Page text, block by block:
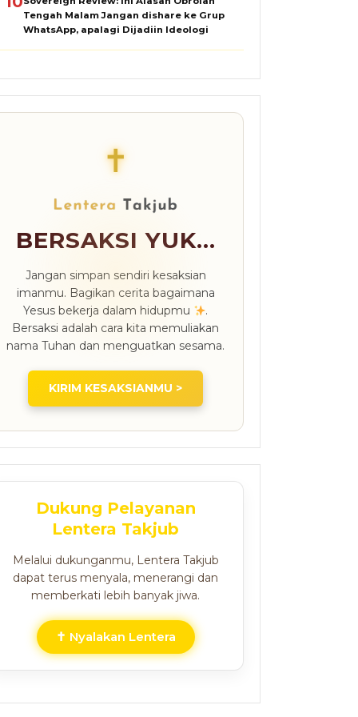
Tengah Malam Jangan dishare ke Grup
WhatsApp, apalagi Dijadiin Ideologi
✝
BERSAKSI YUK...
Jangan simpan sendiri kesaksian
imanmu. Bagikan cerita bagaimana
Yesus bekerja dalam hidupmu
.
Bersaksi adalah cara kita memuliakan
nama Tuhan dan menguatkan sesama.
KIRIM KESAKSIANMU >
Dukung Pelayanan
Lentera Takjub
Melalui dukunganmu, Lentera Takjub
dapat terus menyala, menerangi dan
memberkati lebih banyak jiwa.
✝ Nyalakan Lentera